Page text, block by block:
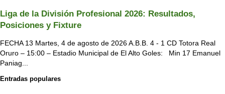
Liga de la División Profesional 2026: Resultados,
Posiciones y Fixture
FECHA 13 Martes, 4 de agosto de 2026 A.B.B. 4 - 1 CD Totora Real
Oruro – 15:00 – Estadio Municipal de El Alto Goles: Min 17 Emanuel
Paniag...
Entradas populares